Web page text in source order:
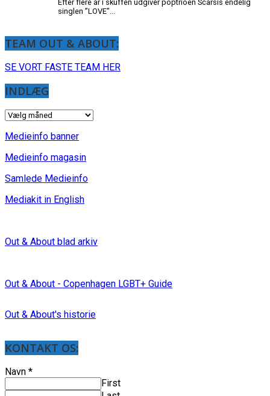
TEAM OUT & ABOUT:
SE VORT FASTE TEAM HER
INDLÆG
INDLÆG
Medieinfo banner
Medieinfo magasin
Samlede Medieinfo
Mediakit in English
Out & About blad arkiv
Out & About - Copenhagen LGBT+ Guide
Out & About's historie
KONTAKT OS:
Navn *
First